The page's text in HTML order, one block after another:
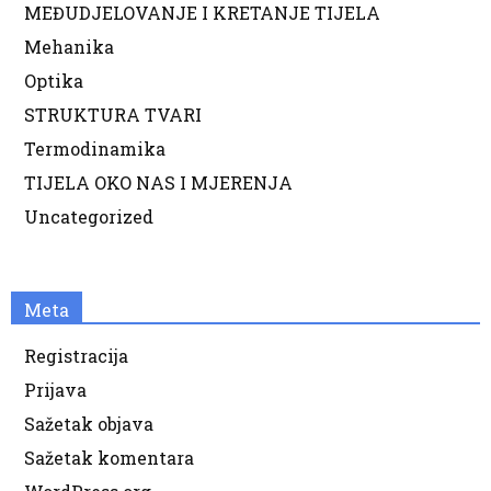
MEĐUDJELOVANJE I KRETANJE TIJELA
Mehanika
Optika
STRUKTURA TVARI
Termodinamika
TIJELA OKO NAS I MJERENJA
Uncategorized
Meta
Registracija
Prijava
Sažetak objava
Sažetak komentara